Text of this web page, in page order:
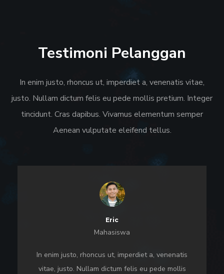
Testimoni Pelanggan
In enim justo, rhoncus ut, imperdiet a, venenatis vitae,
justo. Nullam dictum felis eu pede mollis pretium. Integer
tincidunt. Cras dapibus. Vivamus elementum semper
Aenean vulputate eleifend tellus.
Eric
Mahasiswa
In enim justo, rhoncus ut, imperdiet a, venenatis
vitae, justo. Nullam dictum felis eu pede mollis